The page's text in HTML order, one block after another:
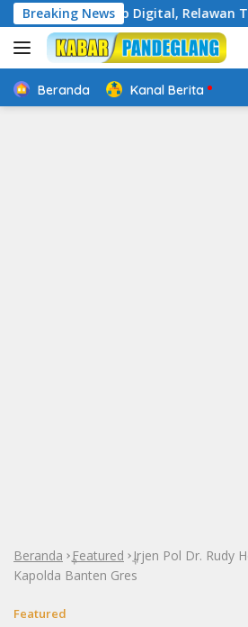
Langsung
ke
konten
Breaking News
Cakap Digital, Relawan TIK
Beranda Kanal Berita
Beranda »Featured »Irjen Pol Dr. Rudy
Kapolda Banten Gres
Featured